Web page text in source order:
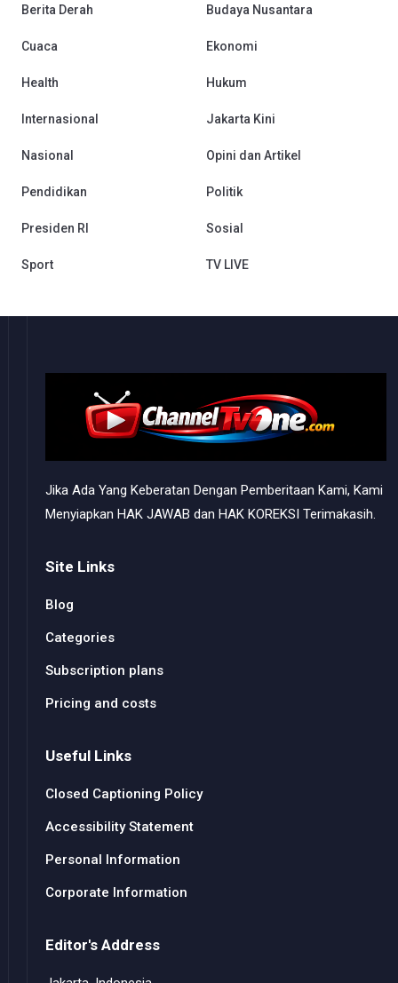
Berita Derah Budaya Nusantara
Cuaca Ekonomi
Health Hukum
Internasional Jakarta Kini
Nasional Opini dan Artikel
Pendidikan Politik
Presiden RI Sosial
Sport TV LIVE
Jika Ada Yang Keberatan Dengan Pemberitaan Kami, Kami
Menyiapkan HAK JAWAB dan HAK KOREKSI Terimakasih.
Site Links
Blog
Categories
Subscription plans
Pricing and costs
Useful Links
Closed Captioning Policy
Accessibility Statement
Personal Information
Corporate Information
Editor's Address